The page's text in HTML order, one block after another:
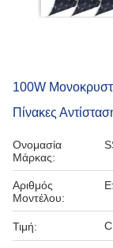
100W
Πίνακες
Ονομασία
Μάρκας:
Αριθμός
Μοντέλου:
Τιμή: